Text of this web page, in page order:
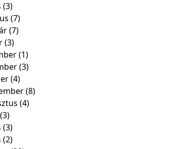
(3)
(7)
(7)
(3)
(1)
(3)
(4)
(8)
(4)
(3)
(3)
(2)